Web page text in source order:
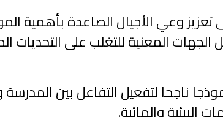
وعي الأجيال الصاعدة بأهمية
المعنية للتغلب على التحديات
ناجحًا لتفعيل التفاعل بين